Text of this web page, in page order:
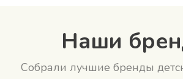
Наши
Собрали лучшие бренды